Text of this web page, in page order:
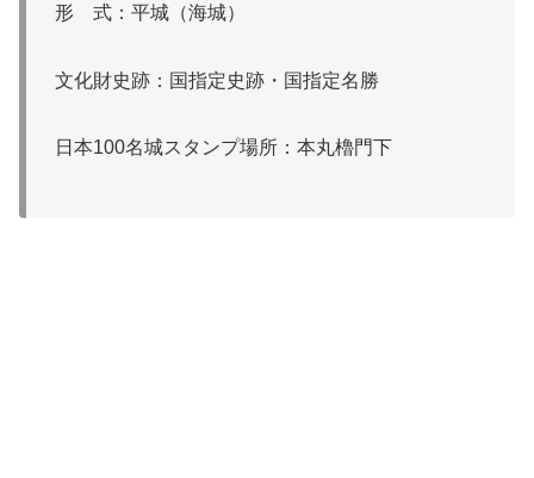
形 式：平城（海城）
文化財史跡：国指定史跡・国指定名勝
日本100名城スタンプ場所：本丸櫓門下